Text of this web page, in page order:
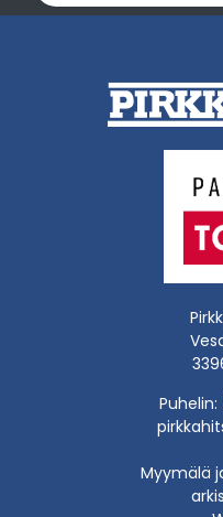
Puhelin:
Myymälä